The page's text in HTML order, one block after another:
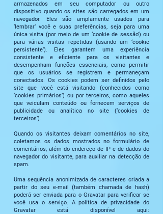
armazenados em seu computador ou outro
dispositivo quando os sites são carregados em um
navegador. Eles são amplamente usados ​​para
‘lembrar’ você e suas preferências, seja para uma
única visita (por meio de um ‘cookie de sessão’) ou
para várias visitas repetidas (usando um ‘cookie
persistente’). Eles garantem uma experiência
consistente e eficiente para os visitantes e
desempenham funções essenciais, como permitir
que os usuários se registrem e permaneçam
conectados. Os cookies podem ser definidos pelo
site que você está visitando (conhecidos como
‘cookies primários’) ou por terceiros, como aqueles
que veiculam conteúdo ou fornecem serviços de
publicidade ou analítica no site (‘cookies de
terceiros’).
Quando os visitantes deixam comentários no site,
coletamos os dados mostrados no formulário de
comentários, além do endereço de IP e de dados do
navegador do visitante, para auxiliar na detecção de
spam.
Uma sequência anonimizada de caracteres criada a
partir do seu e-mail (também chamada de hash)
poderá ser enviada para o Gravatar para verificar se
você usa o serviço. A política de privacidade do
Gravatar está disponível aqui: